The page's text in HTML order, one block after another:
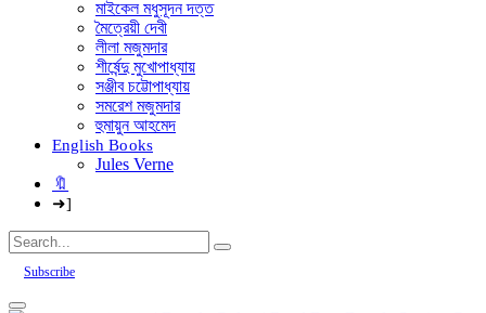
মাইকেল মধুসূদন দত্ত
মৈত্রেয়ী দেবী
লীলা মজুমদার
শীর্ষেন্দু মুখোপাধ্যায়
সঞ্জীব চট্টোপাধ্যায়
সমরেশ মজুমদার
হুমায়ুন আহমেদ
English Books
Jules Verne
🔖
➜]
Subscribe